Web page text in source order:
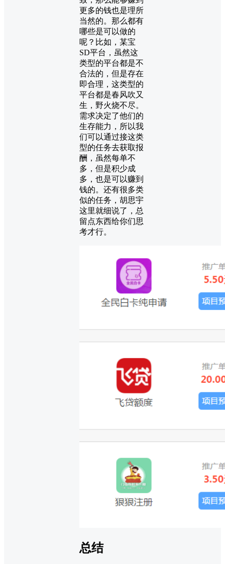
更多的钱也是理所
当然的。那么都有
哪些是可以做的
呢？比如，某宝
SD平台，虽然这
类型的平台都是不
合法的，但是存在
即合理，这类型的
平台都是春风吹又
生，野火烧不尽。
需求决定了他们的
生存能力，所以我
们可以通过接这类
型的任务去获取报
酬，虽然每单不
多，但是积少成
多，也是可以赚到
钱的。还有很多类
似的任务，胡思宇
这里就细说了，总
留点东西给你们思
考才行。
总结